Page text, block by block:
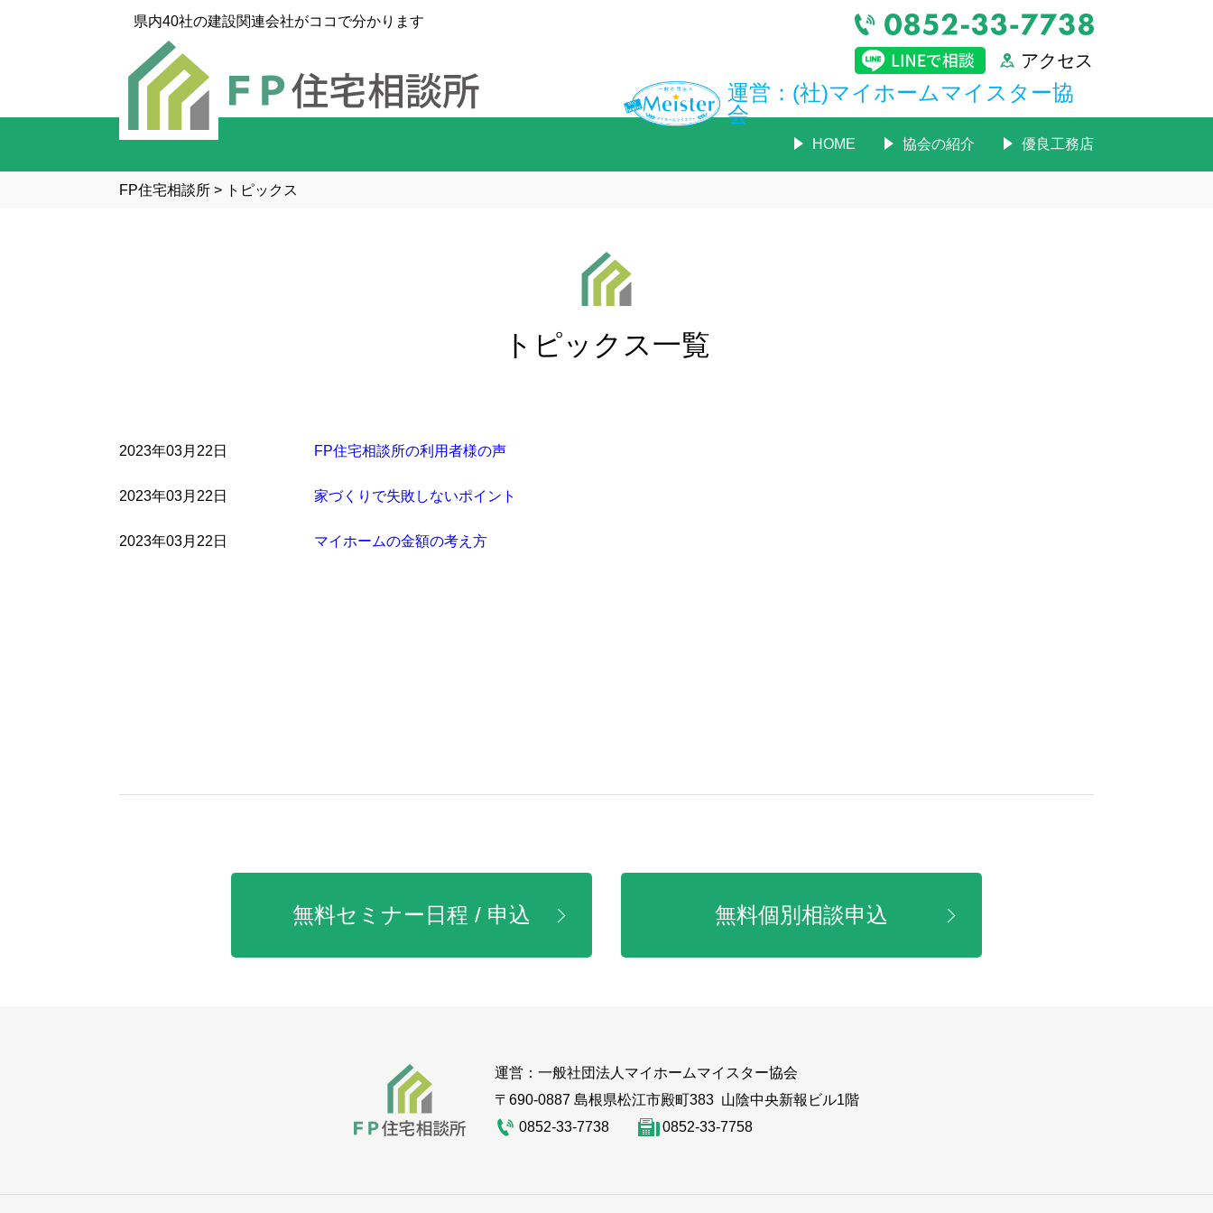
県内40社の建設関連会社がココで分かります
運営：(社)マイホームマイスター協
会
アクセス
HOME 協会の紹介 優良工務店
FP住宅相談所 > トピックス
トピックス一覧
2023年03月22日 FP住宅相談所の利用者様の声
2023年03月22日 家づくりで失敗しないポイント
2023年03月22日 マイホームの金額の考え方
無料セミナー日程 / 申込 無料個別相談申込
運営： 一般社団法人マイホームマイスター協会
〒690-0887 島根県松江市殿町383 山陰中央新報ビル1階
0852-33-7738
0852-33-7758